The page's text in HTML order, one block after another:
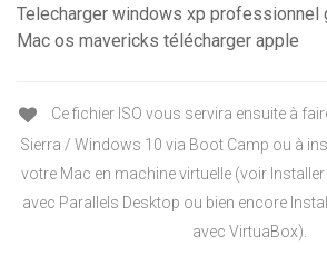
Telecharger windows xp professionnel
Mac os mavericks télécharger apple
Ce fichier ISO vous servira ensuite à
Sierra / Windows 10 via Boot Camp ou à
votre Mac en machine virtuelle (voir
avec Parallels Desktop ou bien encore
avec VirtuaBox).